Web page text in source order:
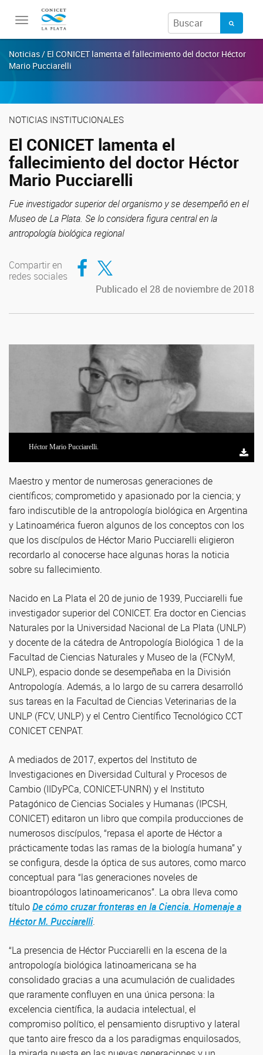
Toggle
navigation
Noticias / El CONICET lamenta el fallecimiento del doctor Héctor
Mario Pucciarelli
NOTICIAS INSTITUCIONALES
El CONICET lamenta el
fallecimiento del doctor Héctor
Mario Pucciarelli
Fue investigador superior del organismo y se desempeñó en el
Museo de La Plata. Se lo considera figura central en la
antropología biológica regional
Compartir en
redes sociales
Compartir en Facebook
Compartir en Twitter
Publicado el 28 de noviembre de 2018
Héctor Mario Pucciarelli.
Maestro y mentor de numerosas generaciones de
científicos; comprometido y apasionado por la ciencia; y
faro indiscutible de la antropología biológica en Argentina
y Latinoamérica fueron algunos de los conceptos con los
que los discípulos de Héctor Mario Pucciarelli eligieron
recordarlo al conocerse hace algunas horas la noticia
sobre su fallecimiento.
Nacido en La Plata el 20 de junio de 1939, Pucciarelli fue
investigador superior del CONICET. Era doctor en Ciencias
Naturales por la Universidad Nacional de La Plata (UNLP)
y docente de la cátedra de Antropología Biológica 1 de la
Facultad de Ciencias Naturales y Museo de la (FCNyM,
UNLP), espacio donde se desempeñaba en la División
Antropología. Además, a lo largo de su carrera desarrolló
sus tareas en la Facultad de Ciencias Veterinarias de la
UNLP (FCV, UNLP) y el Centro Científico Tecnológico CCT
CONICET CENPAT.
A mediados de 2017, expertos del Instituto de
Investigaciones en Diversidad Cultural y Procesos de
Cambio (IIDyPCa, CONICET-UNRN) y el Instituto
Patagónico de Ciencias Sociales y Humanas (IPCSH,
CONICET) editaron un libro que compila producciones de
numerosos discípulos, “repasa el aporte de Héctor a
prácticamente todas las ramas de la biología humana” y
se configura, desde la óptica de sus autores, como marco
conceptual para “las generaciones noveles de
bioantropólogos latinoamericanos”. La obra lleva como
títuloDe cómo cruzar fronteras en la Ciencia. Homenaje a
Héctor M. Pucciarelli.
“La presencia de Héctor Pucciarelli en la escena de la
antropología biológica latinoamericana se ha
consolidado gracias a una acumulación de cualidades
que raramente confluyen en una única persona: la
excelencia científica, la audacia intelectual, el
compromiso político, el pensamiento disruptivo y lateral
que tanto aire fresco da a los paradigmas enquilosados,